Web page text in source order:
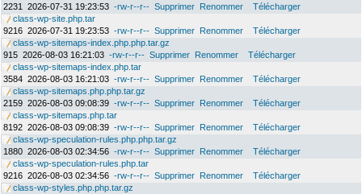
2231
2026-07-31 19:23:53 -rw-r--r-- Supprimer Renommer
Télécharger
class-wp-site.php.tar
9216 2026-07-31 19:23:53 -rw-r--r-- Supprimer Renommer
Télécharger
class-wp-sitemaps-index.php.php.tar.gz
915 2026-08-03 16:21:03 -rw-r--r-- Supprimer Renommer
Télécharger
class-wp-sitemaps-index.php.tar
3584 2026-08-03 16:21:03 -rw-r--r-- Supprimer Renommer
Télécharger
class-wp-sitemaps.php.php.tar.gz
2159 2026-08-03 09:08:39 -rw-r--r-- Supprimer Renommer
Télécharger
class-wp-sitemaps.php.tar
8192 2026-08-03 09:08:39 -rw-r--r-- Supprimer Renommer
Télécharger
class-wp-speculation-rules.php.php.tar.gz
1880 2026-08-03 02:34:56 -rw-r--r-- Supprimer Renommer
Télécharger
class-wp-speculation-rules.php.tar
9216 2026-08-03 02:34:56 -rw-r--r-- Supprimer Renommer
Télécharger
class-wp-styles.php.php.tar.gz